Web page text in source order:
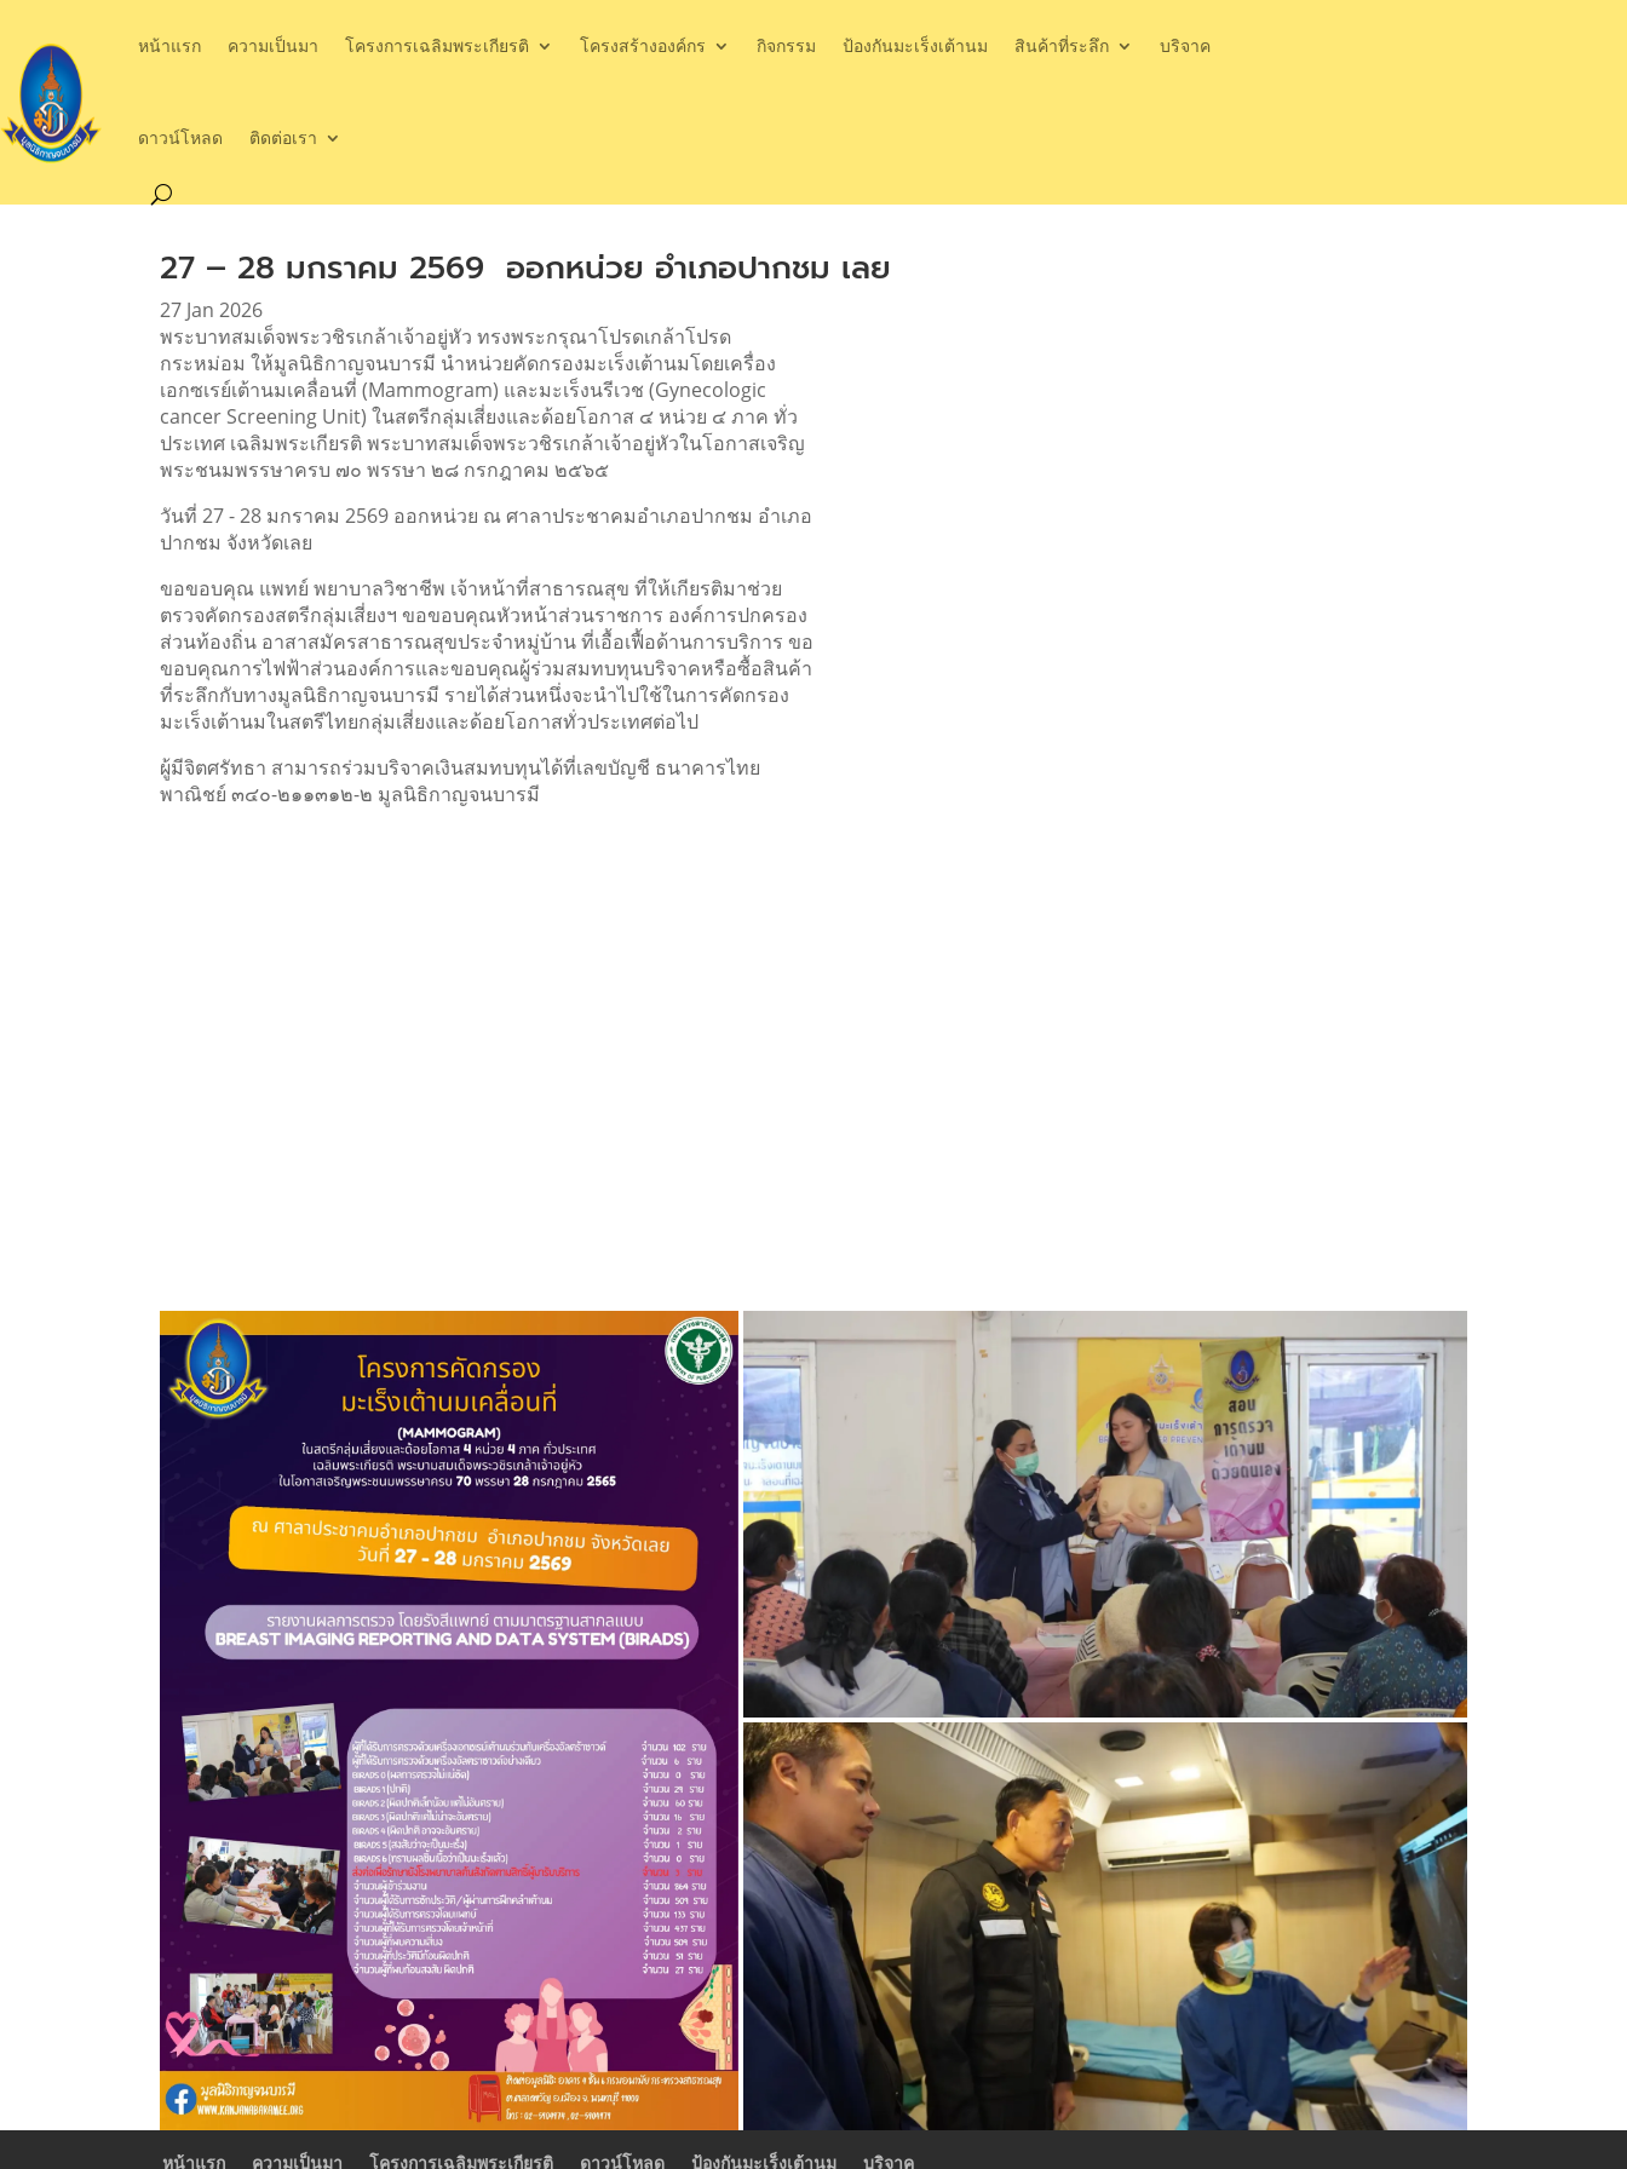
หน้าแรก ความเป็นมา โครงการเฉลิมพระเกียรติ โครงสร้างองค์กร กิจกรรม ป้องกันมะเร็งเต้านม สินค้าที่ระลึก บริจาค
ดาวน์โหลด ติดต่อเรา
27 – 28 มกราคม 2569 ออกหน่วย อำเภอปากชม เลย
27 Jan 2026
พระบาทสมเด็จพระวชิรเกล้าเจ้าอยู่หัว ทรงพระกรุณาโปรดเกล้าโปรด
กระหม่อม ให้มูลนิธิกาญจนบารมี นำหน่วยคัดกรองมะเร็งเต้านมโดยเครื่อง
เอกซเรย์เต้านมเคลื่อนที่ (Mammogram) และมะเร็งนรีเวช (Gynecologic
cancer Screening Unit) ในสตรีกลุ่มเสี่ยงและด้อยโอกาส ๔ หน่วย ๔ ภาค ทั่ว
ประเทศ เฉลิมพระเกียรติ พระบาทสมเด็จพระวชิรเกล้าเจ้าอยู่หัวในโอกาสเจริญ
พระชนมพรรษาครบ ๗๐ พรรษา ๒๘ กรกฎาคม ๒๕๖๕
วันที่ 27 - 28 มกราคม 2569 ออกหน่วย ณ ศาลาประชาคมอำเภอปากชม อำเภอ
ปากชม จังหวัดเลย
ขอขอบคุณ แพทย์ พยาบาลวิชาชีพ เจ้าหน้าที่สาธารณสุข ที่ให้เกียรติมาช่วย
ตรวจคัดกรองสตรีกลุ่มเสี่ยงฯ ขอขอบคุณหัวหน้าส่วนราชการ องค์การปกครอง
ส่วนท้องถิ่น อาสาสมัครสาธารณสุขประจำหมู่บ้าน ที่เอื้อเฟื้อด้านการบริการ ขอ
ขอบคุณการไฟฟ้าส่วนองค์การและขอบคุณผู้ร่วมสมทบทุนบริจาคหรือซื้อสินค้า
ที่ระลึกกับทางมูลนิธิกาญจนบารมี รายได้ส่วนหนึ่งจะนำไปใช้ในการคัดกรอง
มะเร็งเต้านมในสตรีไทยกลุ่มเสี่ยงและด้อยโอกาสทั่วประเทศต่อไป
ผู้มีจิตศรัทธา สามารถร่วมบริจาคเงินสมทบทุนได้ที่เลขบัญชี ธนาคารไทย
พาณิชย์ ๓๔๐-๒๑๑๓๑๒-๒ มูลนิธิกาญจนบารมี
หน้าแรก ความเป็นมา โครงการเฉลิมพระเกียรติ ดาวน์โหลด ป้องกันมะเร็งเต้านม บริจาค